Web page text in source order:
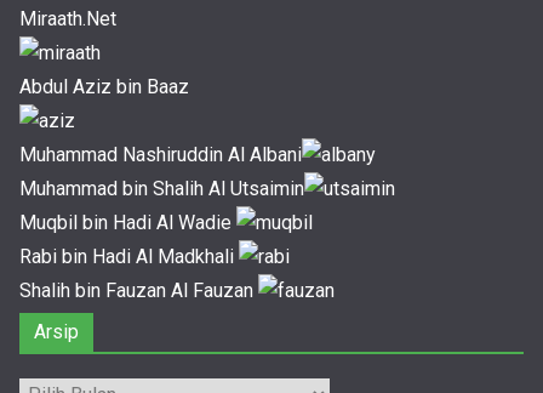
Miraath.Net
Abdul Aziz bin Baaz
Muhammad Nashiruddin Al Albani
Muhammad bin Shalih Al Utsaimin
Muqbil bin Hadi Al Wadie
Rabi bin Hadi Al Madkhali
Shalih bin Fauzan Al Fauzan
Arsip